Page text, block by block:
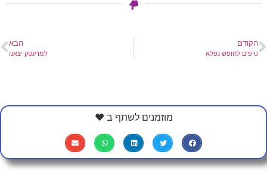
הקודם
טיפים לחופש נפלא
הבא
למדעטק יצאנו
מוזמנים לשתף ב ❤